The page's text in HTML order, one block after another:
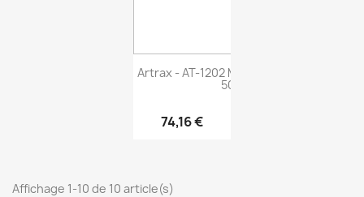
Artrax - AT-1202 MX Trax - 20X10-9
50N
74,16 €
Affichage 1-10 de 10 article(s)